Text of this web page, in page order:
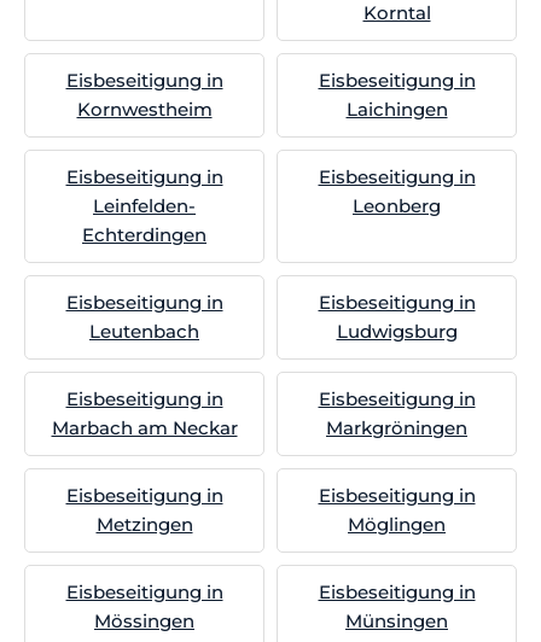
Korntal
Eisbeseitigung in
Kornwestheim
Eisbeseitigung in
Laichingen
Eisbeseitigung in
Leinfelden-
Echterdingen
Eisbeseitigung in
Leonberg
Eisbeseitigung in
Leutenbach
Eisbeseitigung in
Ludwigsburg
Eisbeseitigung in
Marbach am Neckar
Eisbeseitigung in
Markgröningen
Eisbeseitigung in
Metzingen
Eisbeseitigung in
Möglingen
Eisbeseitigung in
Mössingen
Eisbeseitigung in
Münsingen